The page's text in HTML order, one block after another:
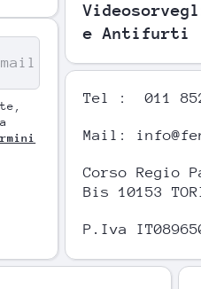
e Antifurti
Tel : 011
Mail:
Corso Regio
Bis 10153
P.Iva